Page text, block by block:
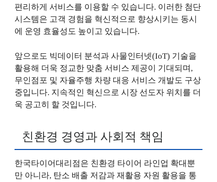
편리하게 서비스를 이용할 수 있습니다. 이러한 첨단
시스템은 고객 경험을 혁신적으로 향상시키는 동시
에 운영 효율성도 높이고 있습니다.
앞으로도 빅데이터 분석과 사물인터넷(IoT) 기술을
활용해 더욱 정교한 맞춤 서비스 제공이 기대되며,
무인점포 및 자율주행 차량 대응 서비스 개발도 구상
중입니다. 지속적인 혁신으로 시장 선도자 위치를 더
욱 공고히 할 것입니다.
친환경 경영과 사회적 책임
한국타이어대리점은 친환경 타이어 라인업 확대뿐
만 아니라, 탄소 배출 저감과 재활용 자원 활용을 통